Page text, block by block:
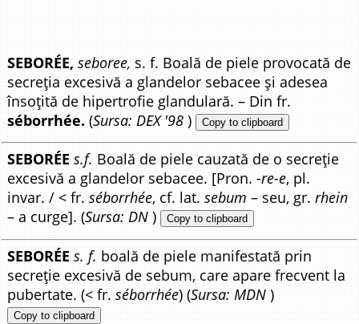
SEBORÉE, seboree, s. f. Boală de piele provocată de
secreția excesivă a glandelor sebacee și adesea
însoțită de hipertrofie glandulară. – Din fr.
séborrhée. (Sursa: DEX '98 ) Copy to clipboard
SEBORÉE s.f. Boală de piele cauzată de o secreție
excesivă a glandelor sebacee. [Pron.-re-e, pl.
invar. / < fr.séborrhée, cf. lat.sebum – seu, gr.rhein
– a curge]. (Sursa: DN ) Copy to clipboard
SEBORÉE s. f. boală de piele manifestată prin
secreție excesivă de sebum, care apare frecvent la
pubertate. (< fr.séborrhée) (Sursa: MDN )
Copy to clipboard